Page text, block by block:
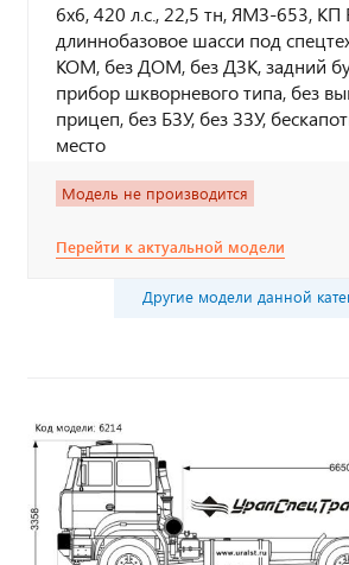
6х6, 420 л.с., 22,5 тн, ЯМЗ-653, КП
длиннобазовое шасси под
КОМ, без ДОМ, без ДЗК, задний
прибор шкворневого типа, без
прицеп, без БЗУ, без ЗЗУ,
место
Модель не производится
Перейти к актуальной модели
Другие модели данной